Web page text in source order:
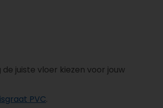
juiste vloer kiezen voor jouw
PVC.